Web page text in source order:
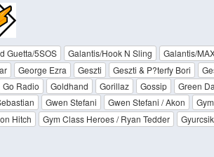
Guetta/5SOS Galantis/Hook N Sling Galantis/
George Ezra Geszti Geszti & P?terfy Bori
Go Radio Goldhand Gorillaz Gossip Green
Gwen Stefani Gwen Stefani / Akon
Hitch Gym Class Heroes / Ryan Tedder